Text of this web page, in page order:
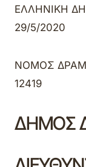
ΕΛΛΗΝΙΚΗ
29/5/2020
ΝΟΜΟΣ
12419
ΔΗΜΟΣ